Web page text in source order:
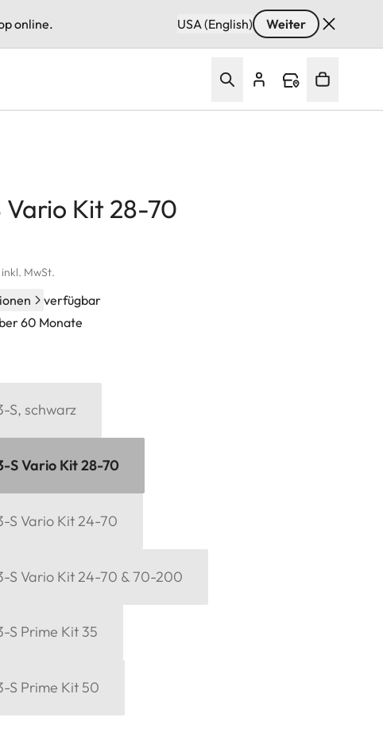
online. USA (English) Weiter
Vario Kit 28-70
MwSt.
verfügbar
60 Monate
S, schwarz
S Vario Kit 28-70
S Vario Kit 24-70
S Vario Kit 24-70 & 70-200
S Prime Kit 35
S Prime Kit 50